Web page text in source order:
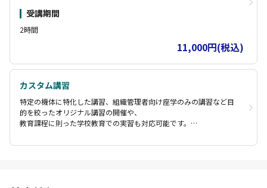
できます。
受講期間
2時間
11,000円(税込)
カスタム講習
特定の機体に特化した講習、組織管理者向け座学のみの講習など目
的を絞ったオリジナル講習の開催や、
教育課程に則った学校教育での実習も対応可能です。
を